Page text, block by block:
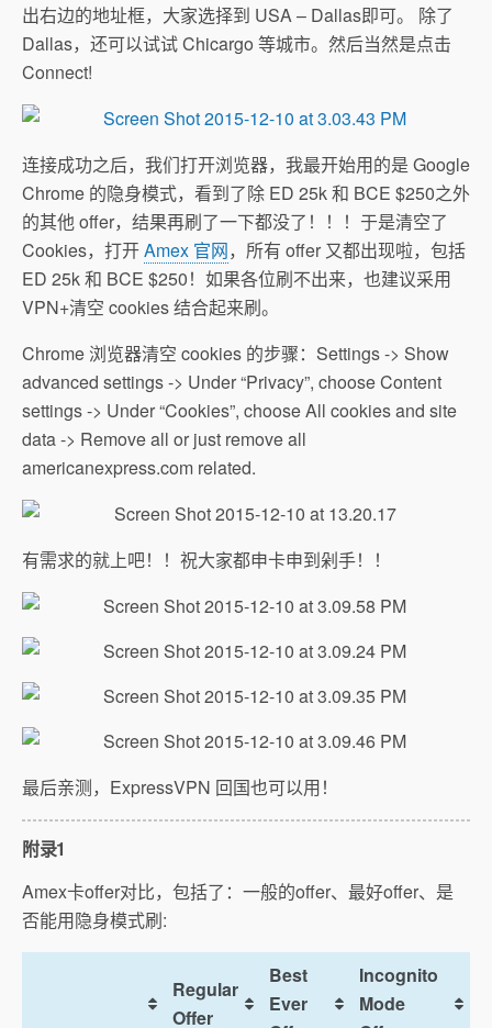
出右边的地址框，大家选择到 USA – Dallas即可。 除了
Dallas，还可以试试 Chicargo 等城市。然后当然是点击
Connect!
连接成功之后，我们打开浏览器，我最开始用的是 Google
Chrome 的隐身模式，看到了除 ED 25k 和 BCE $250之外
的其他 offer，结果再刷了一下都没了！！！于是清空了
Cookies，打开Amex 官网，所有 offer 又都出现啦，包括
ED 25k 和 BCE $250！如果各位刷不出来，也建议采用
VPN+清空 cookies 结合起来刷。
Chrome 浏览器清空 cookies 的步骤：Settings -> Show
advanced settings -> Under “Privacy”, choose Content
settings -> Under “Cookies”, choose All cookies and site
data -> Remove all or just remove all
americanexpress.com related.
有需求的就上吧！！祝大家都申卡申到剁手！！
最后亲测，ExpressVPN 回国也可以用！
附录1
Amex卡offer对比，包括了：一般的offer、最好offer、是
否能用隐身模式刷:
Regular
Offer
Best
Ever
Incognito
Mode